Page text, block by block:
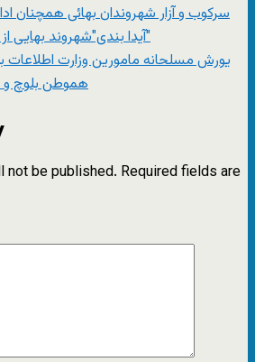
سرکوب و آزار شهروندان بهائی همچنان
"آیدا بندی"شهروند
یورش مسلحانه مامورین وزارت اطلاعات
هموطن بلوچ و
not be published. Required fields are